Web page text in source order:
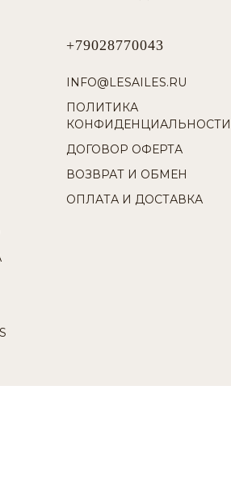
+79028770043
INFO@LESAILES.RU
ПОЛИТИКА
КОНФИДЕНЦИАЛЬНОСТИ
ДОГОВОР ОФЕРТА
ВОЗВРАТ И ОБМЕН
ОПЛАТА И ДОСТАВКА